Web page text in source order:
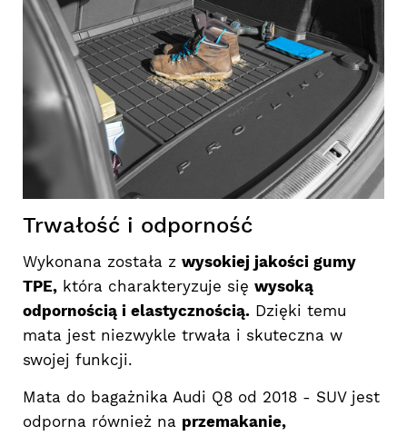
Trwałość i odporność
Wykonana została z wysokiej jakości gumy
TPE, która charakteryzuje się wysoką
odpornością i elastycznością. Dzięki temu
mata jest niezwykle trwała i skuteczna w
swojej funkcji.
Mata do bagażnika Audi Q8 od 2018 - SUV jest
odporna również na przemakanie,